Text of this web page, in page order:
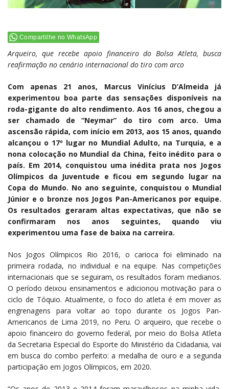
Compartilhe no WhatsApp
Arqueiro, que recebe apoio financeiro do Bolsa Atleta, busca
reafirmação no cenário internacional do tiro com arco
Com apenas 21 anos, Marcus Vinícius D’Almeida já
experimentou boa parte das sensações disponíveis na
roda-gigante do alto rendimento. Aos 16 anos, chegou a
ser chamado de “Neymar” do tiro com arco. Uma
ascensão rápida, com início em 2013, aos 15 anos, quando
alcançou o 17º lugar no Mundial Adulto, na Turquia, e a
nona colocação no Mundial da China, feito inédito para o
país. Em 2014, conquistou uma inédita prata nos Jogos
Olímpicos da Juventude e ficou em segundo lugar na
Copa do Mundo. No ano seguinte, conquistou o Mundial
Júnior e o bronze nos Jogos Pan-Americanos por equipe.
Os resultados geraram altas expectativas, que não se
confirmaram nos anos seguintes, quando viu
experimentou uma fase de baixa na carreira.
Nos Jogos Olímpicos Rio 2016, o carioca foi eliminado na
primeira rodada, no individual e na equipe. Nas competições
internacionais que se seguiram, os resultados foram medianos.
O período deixou ensinamentos e adicionou motivação para o
ciclo de Tóquio. Atualmente, o foco do atleta é em mover as
engrenagens para voltar ao topo durante os Jogos Pan-
Americanos de Lima 2019, no Peru. O arqueiro, que recebe o
apoio financeiro do governo federal, por meio do Bolsa Atleta
da Secretaria Especial do Esporte do Ministério da Cidadania, vai
em busca do combo perfeito: a medalha de ouro e a segunda
participação em Jogos Olímpicos, em 2020.